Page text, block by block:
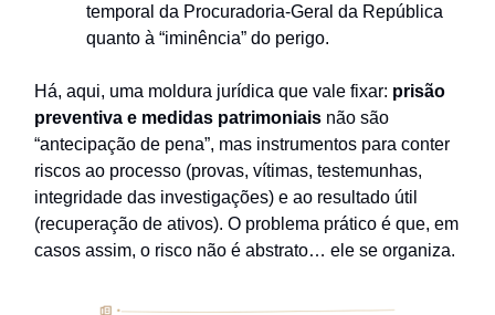
temporal da Procuradoria-Geral da República
quanto à “iminência” do perigo.
Há, aqui, uma moldura jurídica que vale fixar: prisão
preventiva e medidas patrimoniais não são
“antecipação de pena”, mas instrumentos para conter
riscos ao processo (provas, vítimas, testemunhas,
integridade das investigações) e ao resultado útil
(recuperação de ativos). O problema prático é que, em
casos assim, o risco não é abstrato… ele se organiza.